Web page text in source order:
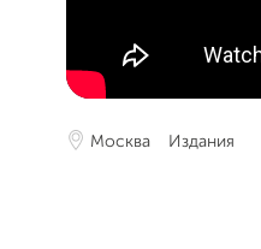
Москва Издания